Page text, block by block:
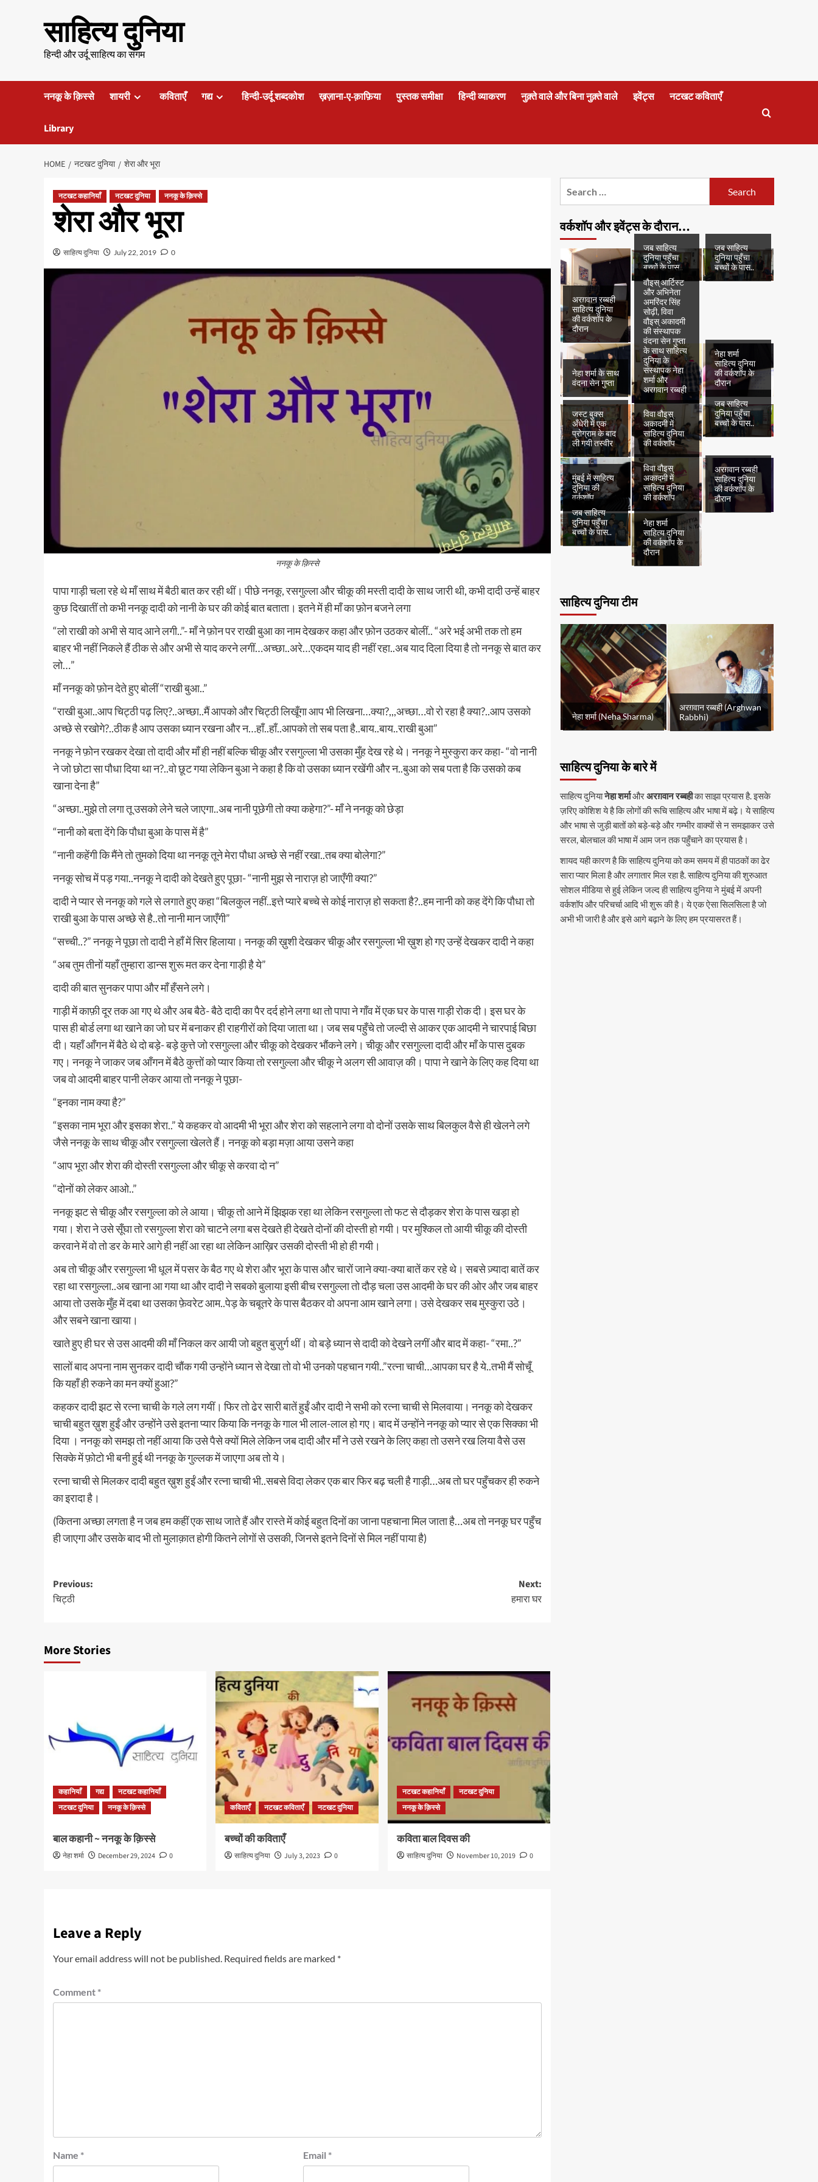
साहित्य दुनिया
हिन्दी और उर्दू साहित्य का संगम
ननकू के क़िस्से शायरी कविताएँ गद्य हिन्दी-उर्दू शब्दकोश ख़ज़ाना-ए-क़ाफ़िया पुस्तक समीक्षा हिन्दी व्याकरण नुक़्ते वाले और बिना नुक़्ते वाले इवेंट्स नटखट कविताएँ
Library
HOME नटखट दुनिया शेरा और भूरा
नटखट कहानियाँ नटखट दुनिया ननकू के क़िस्से
शेरा और भूरा
साहित्य दुनिया July 22, 2019 0
ननकू के क़िस्से
पापा गाड़ी चला रहे थे माँ साथ में बैठी बात कर रही थीं। पीछे ननकू, रसगुल्ला और चीकू की मस्ती दादी के साथ जारी थी, कभी दादी उन्हें बाहर
कुछ दिखातीं तो कभी ननकू दादी को नानी के घर की कोई बात बताता। इतने में ही माँ का फ़ोन बजने लगा
“लो राखी को अभी से याद आने लगी..”- माँ ने फ़ोन पर राखी बुआ का नाम देखकर कहा और फ़ोन उठकर बोलीं.. “अरे भई अभी तक तो हम
बाहर भी नहीं निकले हैं ठीक से और अभी से याद करने लगीं…अच्छा..अरे…एकदम याद ही नहीं रहा..अब याद दिला दिया है तो ननकू से बात कर
लो…”
माँ ननकू को फ़ोन देते हुए बोलीं “राखी बुआ..”
“राखी बुआ..आप चिट्ठी पढ़ लिए?..अच्छा..मैं आपको और चिट्ठी लिखूँगा आप भी लिखना…क्या?,,,अच्छा…वो रो रहा है क्या?..आप उसको
अच्छे से रखोगे?..ठीक है आप उसका ध्यान रखना और न…हाँ..हाँ..आपको तो सब पता है..बाय..बाय..राखी बुआ”
ननकू ने फ़ोन रखकर देखा तो दादी और माँ ही नहीं बल्कि चीकू और रसगुल्ला भी उसका मुँह देख रहे थे। ननकू ने मुस्कुरा कर कहा- “वो नानी
ने जो छोटा सा पौधा दिया था न?..वो छूट गया लेकिन बुआ ने कहा है कि वो उसका ध्यान रखेंगी और न..बुआ को सब पता है कि उसको कब
खाना देना है”
“अच्छा..मुझे तो लगा तू उसको लेने चले जाएगा..अब नानी पूछेगी तो क्या कहेगा?”- माँ ने ननकू को छेड़ा
“नानी को बता देंगे कि पौधा बुआ के पास में है”
“नानी कहेंगी कि मैंने तो तुमको दिया था ननकू तूने मेरा पौधा अच्छे से नहीं रखा..तब क्या बोलेगा?”
ननकू सोच में पड़ गया..ननकू ने दादी को देखते हुए पूछा- “नानी मुझ से नाराज़ हो जाएँगी क्या?”
दादी ने प्यार से ननकू को गले से लगाते हुए कहा “बिलकुल नहीं..इत्ते प्यारे बच्चे से कोई नाराज़ हो सकता है?..हम नानी को कह देंगे कि पौधा तो
राखी बुआ के पास अच्छे से है..तो नानी मान जाएँगी”
“सच्ची..?” ननकू ने पूछा तो दादी ने हाँ में सिर हिलाया। ननकू की ख़ुशी देखकर चीकू और रसगुल्ला भी ख़ुश हो गए उन्हें देखकर दादी ने कहा
“अब तुम तीनों यहाँ तुम्हारा डान्स शुरू मत कर देना गाड़ी है ये”
दादी की बात सुनकर पापा और माँ हँसने लगे।
गाड़ी में काफ़ी दूर तक आ गए थे और अब बैठे- बैठे दादी का पैर दर्द होने लगा था तो पापा ने गाँव में एक घर के पास गाड़ी रोक दी। इस घर के
पास ही बोर्ड लगा था खाने का जो घर में बनाकर ही राहगीरों को दिया जाता था। जब सब पहुँचे तो जल्दी से आकर एक आदमी ने चारपाई बिछा
दी। यहाँ आँगन में बैठे थे दो बड़े- बड़े कुत्ते जो रसगुल्ला और चीकू को देखकर भौंकने लगे। चीकू और रसगुल्ला दादी और माँ के पास दुबक
गए। ननकू ने जाकर जब आँगन में बैठे कुत्तों को प्यार किया तो रसगुल्ला और चीकू ने अलग सी आवाज़ की। पापा ने खाने के लिए कह दिया था
जब वो आदमी बाहर पानी लेकर आया तो ननकू ने पूछा-
“इनका नाम क्या है?”
“इसका नाम भूरा और इसका शेरा..” ये कहकर वो आदमी भी भूरा और शेरा को सहलाने लगा वो दोनों उसके साथ बिलकुल वैसे ही खेलने लगे
जैसे ननकू के साथ चीकू और रसगुल्ला खेलते हैं। ननकू को बड़ा मज़ा आया उसने कहा
“आप भूरा और शेरा की दोस्ती रसगुल्ला और चीकू से करवा दो न”
“दोनों को लेकर आओ..”
ननकू झट से चीकू और रसगुल्ला को ले आया। चीकू तो आने में झिझक रहा था लेकिन रसगुल्ला तो फट से दौड़कर शेरा के पास खड़ा हो
गया। शेरा ने उसे सूँघा तो रसगुल्ला शेरा को चाटने लगा बस देखते ही देखते दोनों की दोस्ती हो गयी। पर मुश्किल तो आयी चीकू की दोस्ती
करवाने में वो तो डर के मारे आगे ही नहीं आ रहा था लेकिन आख़िर उसकी दोस्ती भी हो ही गयी।
अब तो चीकू और रसगुल्ला भी धूल में पसर के बैठ गए थे शेरा और भूरा के पास और चारों जाने क्या-क्या बातें कर रहे थे। सबसे ज़्यादा बातें कर
रहा था रसगुल्ला..अब खाना आ गया था और दादी ने सबको बुलाया इसी बीच रसगुल्ला तो दौड़ चला उस आदमी के घर की ओर और जब बाहर
आया तो उसके मुँह में दबा था उसका फ़ेवरेट आम..पेड़ के चबूतरे के पास बैठकर वो अपना आम खाने लगा। उसे देखकर सब मुस्कुरा उठे।
और सबने खाना खाया।
खाते हुए ही घर से उस आदमी की माँ निकल कर आयी जो बहुत बुज़ुर्ग थीं। वो बड़े ध्यान से दादी को देखने लगीं और बाद में कहा- “रमा..?”
सालों बाद अपना नाम सुनकर दादी चौंक गयी उन्होंने ध्यान से देखा तो वो भी उनको पहचान गयी..”रत्ना चाची…आपका घर है ये..तभी मैं सोचूँ
कि यहाँ ही रुकने का मन क्यों हुआ?”
कहकर दादी झट से रत्ना चाची के गले लग गयीं। फिर तो ढेर सारी बातें हुईं और दादी ने सभी को रत्ना चाची से मिलवाया। ननकू को देखकर
चाची बहुत ख़ुश हुईं और उन्होंने उसे इतना प्यार किया कि ननकू के गाल भी लाल-लाल हो गए। बाद में उन्होंने ननकू को प्यार से एक सिक्का भी
दिया । ननकू को समझ तो नहीं आया कि उसे पैसे क्यों मिले लेकिन जब दादी और माँ ने उसे रखने के लिए कहा तो उसने रख लिया वैसे उस
सिक्के में फ़ोटो भी बनी हुई थी ननकू के गुल्लक में जाएगा अब तो ये।
रत्ना चाची से मिलकर दादी बहुत ख़ुश हुईं और रत्ना चाची भी..सबसे विदा लेकर एक बार फिर बढ़ चली है गाड़ी…अब तो घर पहुँचकर ही रुकने
का इरादा है।
(कितना अच्छा लगता है न जब हम कहीं एक साथ जाते हैं और रास्ते में कोई बहुत दिनों का जाना पहचाना मिल जाता है…अब तो ननकू घर पहुँच
ही जाएगा और उसके बाद भी तो मुलाक़ात होगी कितने लोगों से उसकी, जिनसे इतने दिनों से मिल नहीं पाया है)
Post
navigation
Previous:
चिट्ठी
Next:
हमारा घर
More Stories
कहानियाँ गद्य
नटखट कहानियाँ
नटखट दुनिया
ननकू के क़िस्से
बाल कहानी ~ ननकू के क़िस्से
नेहा शर्मा December 29, 2024 0
कविताएँ नटखट कविताएँ नटखट दुनिया
बच्चों की कविताएँ
साहित्य दुनिया July 3, 2023 0
नटखट कहानियाँ
नटखट दुनिया
ननकू के क़िस्से
कविता बाल दिवस की
साहित्य दुनिया November 10, 2019 0
Leave a Reply
Your email address will not be published. Required fields are marked *
Comment *
Name * Email *
वर्कशॉप और इवेंट्स के दौरान…
अरग़वान रब्बही
साहित्य दुनिया
की वर्कशॉप के
दौरान
जब साहित्य
दुनिया पहुँचा
बच्चों के पास..
जब साहित्य
दुनिया पहुँचा
बच्चों के पास..
नेहा शर्मा के साथ
वंदना सेन गुप्ता
वौइस् आर्टिस्ट
और अभिनेता
अमरिंदर सिंह
सोढ़ी, विवा
वौइस् अकादमी
की संस्थापक
वंदना सेन गुप्ता
के साथ साहित्य
दुनिया के
संस्थापक नेहा
शर्मा और
अरग़वान रब्बही
नेहा शर्मा
साहित्य दुनिया
की वर्कशॉप के
दौरान
जस्ट बुक्स
अँधेरी में एक
प्रोग्राम के बाद
ली गयी तस्वीर
विवा वौइस्
अकादमी में
साहित्य दुनिया
की वर्कशॉप
जब साहित्य
दुनिया पहुँचा
बच्चों के पास..
मुंबई में साहित्य
दुनिया की
वर्कशॉप
विवा वौइस्
अकादमी में
साहित्य दुनिया
की वर्कशॉप
अरग़वान रब्बही
साहित्य दुनिया
की वर्कशॉप के
दौरान
जब साहित्य
दुनिया पहुँचा
बच्चों के पास..
नेहा शर्मा
साहित्य दुनिया
की वर्कशॉप के
दौरान
साहित्य दुनिया टीम
नेहा शर्मा (Neha Sharma)
अरग़वान रब्बही (Arghwan
Rabbhi)
साहित्य दुनिया के बारे में
साहित्य दुनियानेहा शर्माऔरअरग़वान रब्बहीका साझा प्रयास है. इसके
ज़रिए कोशिश ये है कि लोगों की रूचि साहित्य और भाषा में बढ़े। ये साहित्य
और भाषा से जुड़ी बातों को बड़े-बड़े और गम्भीर वाक्यों से न समझाकर उसे
सरल, बोलचाल की भाषा में आम जन तक पहुँचाने का प्रयास है।
शायद यही कारण है कि साहित्य दुनिया को कम समय में ही पाठकों का ढेर
सारा प्यार मिला है और लगातार मिल रहा है. साहित्य दुनिया की शुरुआत
सोशल मीडिया से हुई लेकिन जल्द ही साहित्य दुनिया ने मुंबई में अपनी
वर्कशॉप और परिचर्चा आदि भी शुरू की है। ये एक ऐसा सिलसिला है जो
अभी भी जारी है और इसे आगे बढ़ाने के लिए हम प्रयासरत हैं।